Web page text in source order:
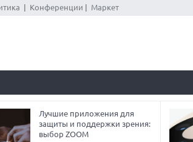
Конференции Маркет
Лучшие приложения для
защиты и поддержки зрения:
выбор ZOOM